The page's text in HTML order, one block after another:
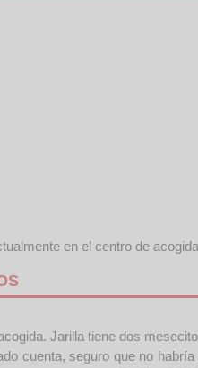
en el centro de acogida
Jarilla tiene dos
cuenta, seguro que no